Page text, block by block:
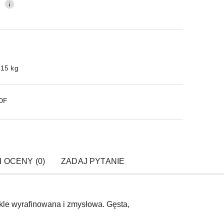
kg
OCENY (0) ZADAJ PYTANIE
wyrafinowana i zmysłowa. Gęsta,